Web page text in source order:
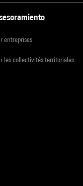
entreprises
les collectivités territoriales